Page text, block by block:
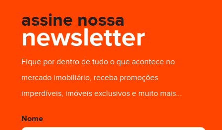
assine nossa
newsletter
Fique por dentro de tudo o que acontece no
mercado imobiliário, receba promoções
imperdíveis, imóveis exclusivos e muito mais...
Nome